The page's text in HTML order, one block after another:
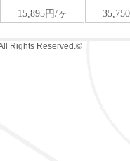
Rights Reserved.©